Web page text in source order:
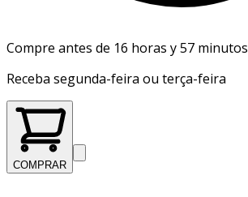
Compre antes de 16 horas y 57 minutos
Receba segunda-feira ou terça-feira
COMPRAR